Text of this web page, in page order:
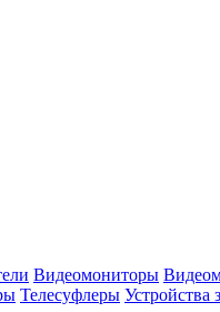
Видеомониторы
Телесуфлеры Устройства